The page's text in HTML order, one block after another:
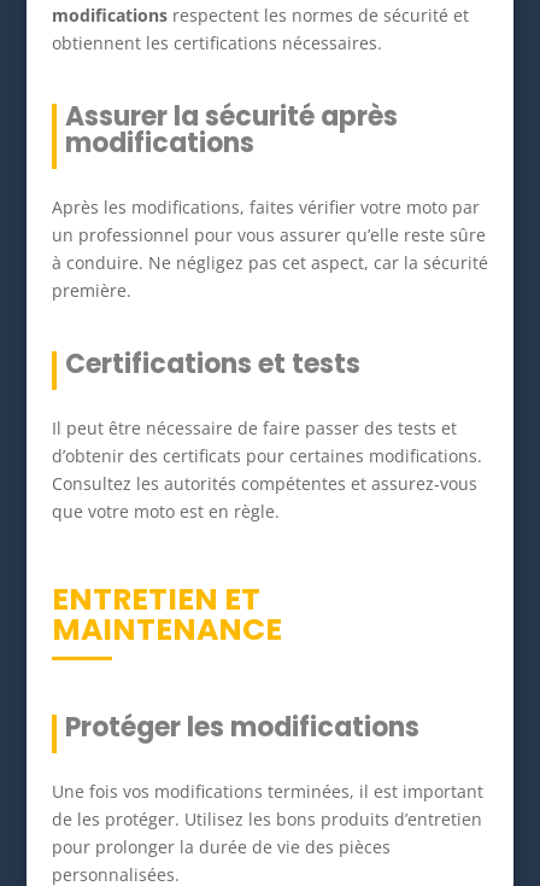
modificationsrespectent les normes de sécurité et
obtiennent les certifications nécessaires.
Assurer la sécurité après
modifications
Après les modifications, faites vérifier votre moto par
un professionnel pour vous assurer qu’elle reste sûre
à conduire. Ne négligez pas cet aspect, car la sécurité
première.
Certifications et tests
Il peut être nécessaire de faire passer des tests et
d’obtenir des certificats pour certaines modifications.
Consultez les autorités compétentes et assurez-vous
que votre moto est en règle.
ENTRETIEN ET
MAINTENANCE
Protéger les modifications
Une fois vos modifications terminées, il est important
de les protéger. Utilisez les bons produits d’entretien
pour prolonger la durée de vie des pièces
personnalisées.